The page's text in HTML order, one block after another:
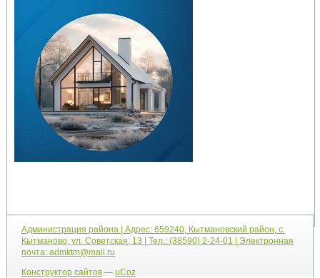
Администрация района | Адрес: 659240, Кытмановский район, с.
Кытманово, ул. Советская, 13 | Тел.: (38590) 2-24-01 | Электронная
почта: admktm@mail.ru
Конструктор сайтов— uCoz